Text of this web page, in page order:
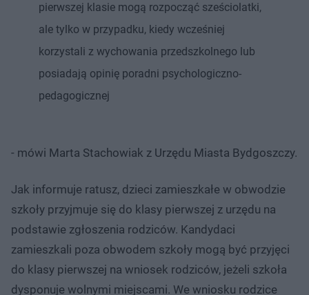
pierwszej klasie mogą rozpocząć sześciolatki,
ale tylko w przypadku, kiedy wcześniej
korzystali z wychowania przedszkolnego lub
posiadają opinię poradni psychologiczno-
pedagogicznej
- mówi Marta Stachowiak z Urzędu Miasta Bydgoszczy.
Jak informuje ratusz, dzieci zamieszkałe w obwodzie
szkoły przyjmuje się do klasy pierwszej z urzędu na
podstawie zgłoszenia rodziców. Kandydaci
zamieszkali poza obwodem szkoły mogą być przyjęci
do klasy pierwszej na wniosek rodziców, jeżeli szkoła
dysponuje wolnymi miejscami. We wniosku rodzice